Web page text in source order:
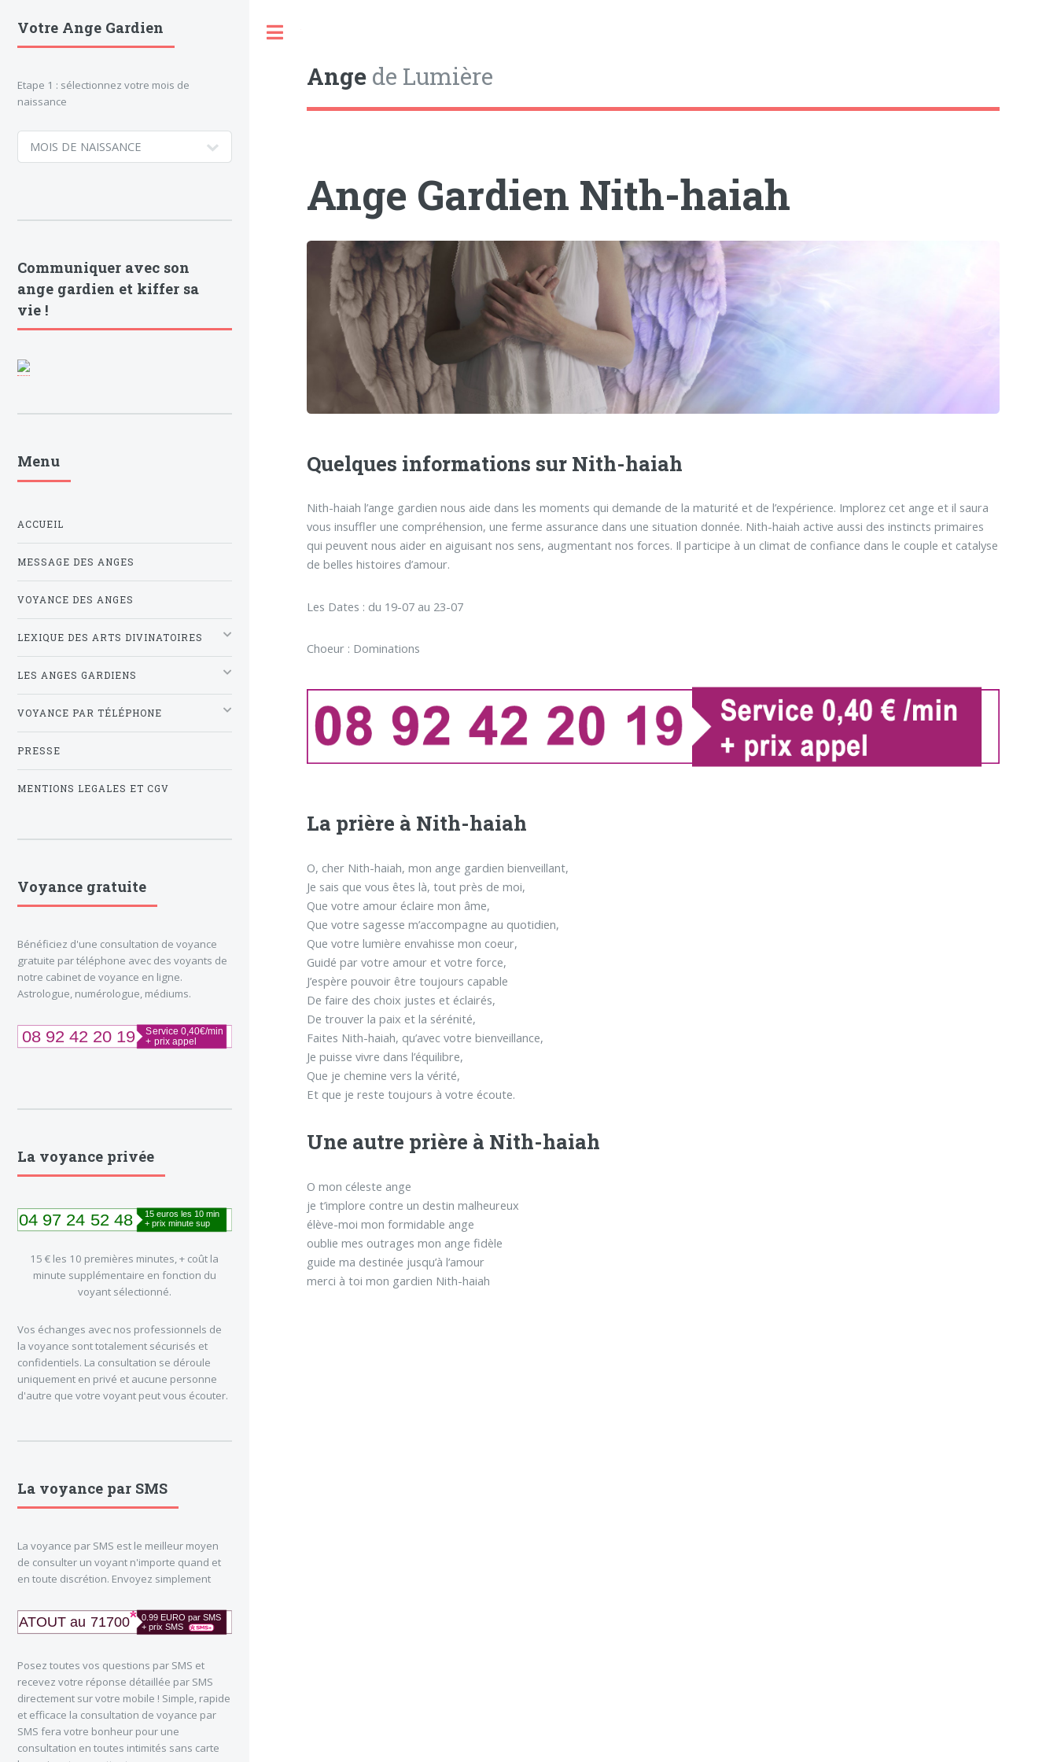
Ange de Lumière
Ange Gardien Nith-haiah
Quelques informations sur Nith-haiah
Nith-haiah l’ange gardien nous aide dans les moments qui demande de la maturité et de l’expérience. Implorez cet ange et il saura
vous insuffler une compréhension, une ferme assurance dans une situation donnée. Nith-haiah active aussi des instincts primaires
qui peuvent nous aider en aiguisant nos sens, augmentant nos forces. Il participe à un climat de confiance dans le couple et catalyse
de belles histoires d’amour.
Les Dates : du 19-07 au 23-07
Choeur : Dominations
La prière à Nith-haiah
O, cher Nith-haiah, mon ange gardien bienveillant,
Je sais que vous êtes là, tout près de moi,
Que votre amour éclaire mon âme,
Que votre sagesse m’accompagne au quotidien,
Que votre lumière envahisse mon coeur,
Guidé par votre amour et votre force,
J’espère pouvoir être toujours capable
De faire des choix justes et éclairés,
De trouver la paix et la sérénité,
Faites Nith-haiah, qu’avec votre bienveillance,
Je puisse vivre dans l’équilibre,
Que je chemine vers la vérité,
Et que je reste toujours à votre écoute.
Une autre prière à Nith-haiah
O mon céleste ange
je t’implore contre un destin malheureux
élève-moi mon formidable ange
oublie mes outrages mon ange fidèle
guide ma destinée jusqu’à l’amour
merci à toi mon gardien Nith-haiah
Votre Ange Gardien
Etape 1 : sélectionnez votre mois de
naissance
Communiquer avec son
ange gardien et kiffer sa
vie !
Menu
ACCUEIL
MESSAGE DES ANGES
VOYANCE DES ANGES
LEXIQUE DES ARTS DIVINATOIRES
LES ANGES GARDIENS
VOYANCE PAR TÉLÉPHONE
PRESSE
MENTIONS LEGALES ET CGV
Voyance gratuite
Bénéficiez d'une consultation de voyance
gratuite par téléphone avec des voyants de
notre cabinet de voyance en ligne.
Astrologue, numérologue, médiums.
La voyance privée
15 € les 10 premières minutes, + coût la
minute supplémentaire en fonction du
voyant sélectionné.
Vos échanges avec nos professionnels de
la voyance sont totalement sécurisés et
confidentiels. La consultation se déroule
uniquement en privé et aucune personne
d'autre que votre voyant peut vous écouter.
La voyance par SMS
La voyance par SMS est le meilleur moyen
de consulter un voyant n'importe quand et
en toute discrétion. Envoyez simplement
Posez toutes vos questions par SMS et
recevez votre réponse détaillée par SMS
directement sur votre mobile ! Simple, rapide
et efficace la consultation de voyance par
SMS fera votre bonheur pour une
consultation en toutes intimités sans carte